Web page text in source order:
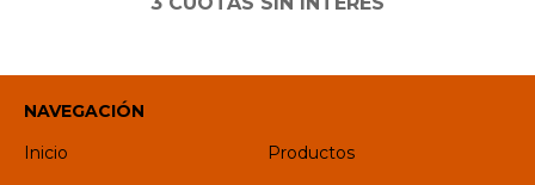
NAVEGACIÓN
Inicio
Productos